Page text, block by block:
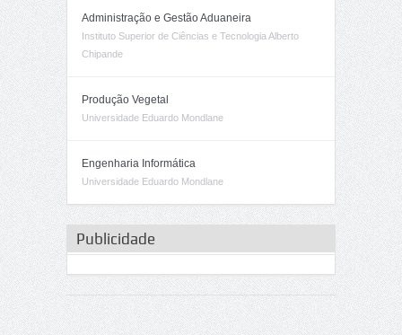
Administração e Gestão Aduaneira
Instituto Superior de Ciências e Tecnologia Alberto
Chipande
Produção Vegetal
Universidade Eduardo Mondlane
Engenharia Informática
Universidade Eduardo Mondlane
Publicidade